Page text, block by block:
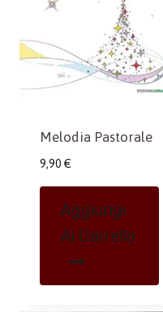
Melodia Pastorale
9,90 €
Aggiungi
Al Carrello